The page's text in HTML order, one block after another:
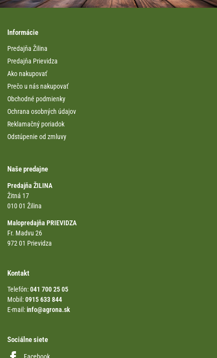
Informácie
Predajňa Žilina
Predajňa Prievidza
Ako nakupovať
Prečo u nás nakupovať
Obchodné podmienky
Ochrana osobných údajov
Reklamačný poriadok
Odstúpenie od zmluvy
Naše predajne
Predajňa ŽILINA
Žitná 17
010 01 Žilina
Malopredajňa PRIEVIDZA
Fr. Madvu 26
972 01 Prievidza
Kontakt
Telefón:041 700 25 05
Mobil:0915 633 844
E-mail:info@agrona.sk
Sociálne siete
Facebook